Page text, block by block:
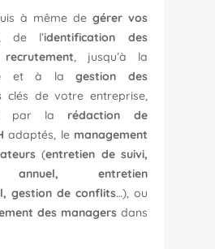
à même degérer vos
de l’identification des
et à lagestion des
clés de votre entreprise,
par la rédaction de
adaptés, le management
(entretien de suivi,
annuel, entretien
gestion de conflits…), ou
des managers dans